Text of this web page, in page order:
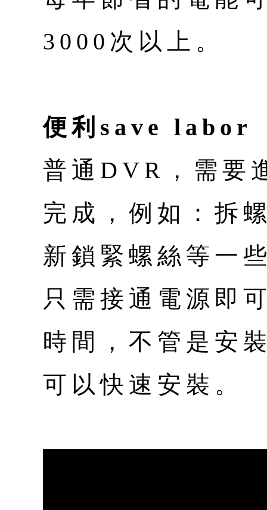
3000次以上。
便利save labor
普通DVR，需要
完成，例如：拆
新鎖緊螺絲等一
只需接通電源即
時間，不管是安
可以快速安裝。